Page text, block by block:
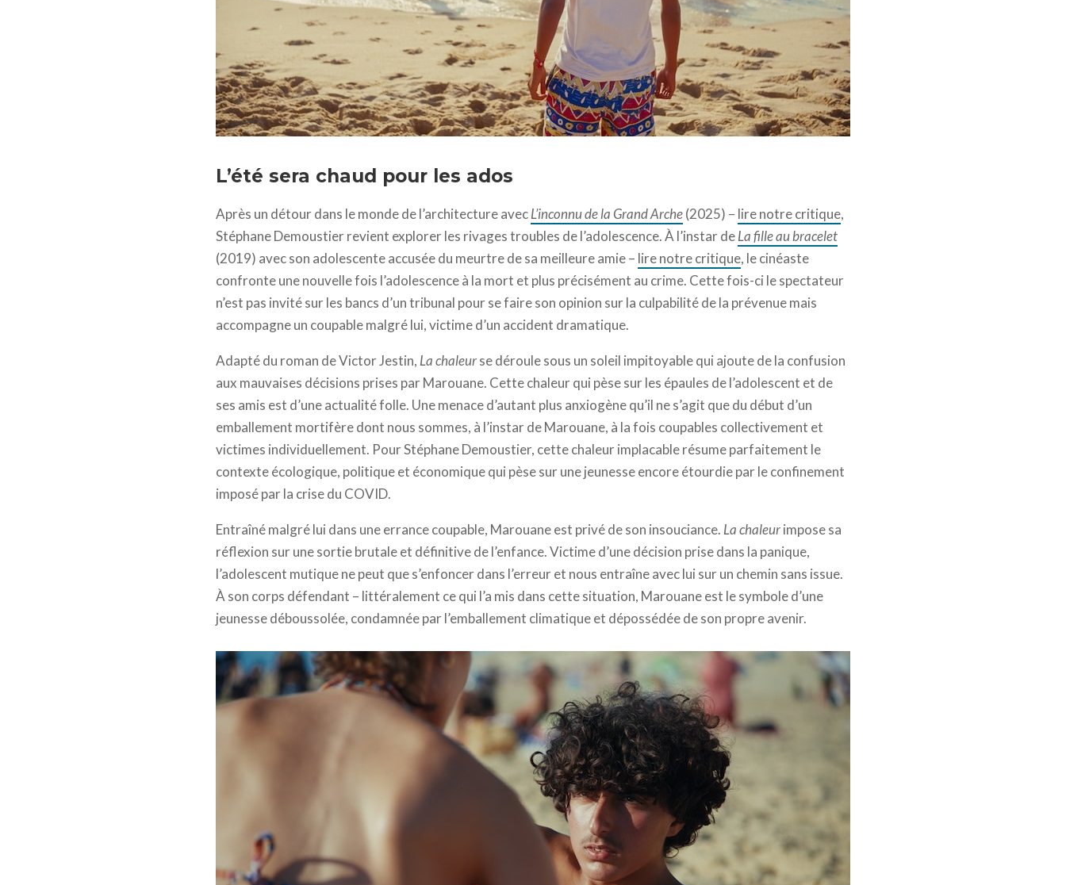
L’été sera chaud pour les ados
Après un détour dans le monde de l’architecture avecL’inconnu de la Grand Arche(2025) – lire notre critique,
Stéphane Demoustier revient explorer les rivages troubles de l’adolescence. À l’instar deLa fille au bracelet
(2019) avec son adolescente accusée du meurtre de sa meilleure amie – lire notre critique, le cinéaste
confronte une nouvelle fois l’adolescence à la mort et plus précisément au crime. Cette fois-ci le spectateur
n’est pas invité sur les bancs d’un tribunal pour se faire son opinion sur la culpabilité de la prévenue mais
accompagne un coupable malgré lui, victime d’un accident dramatique.
Adapté du roman de Victor Jestin, La chaleurse déroule sous un soleil impitoyable qui ajoute de la confusion
aux mauvaises décisions prises par Marouane. Cette chaleur qui pèse sur les épaules de l’adolescent et de
ses amis est d’une actualité folle. Une menace d’autant plus anxiogène qu’il ne s’agit que du début d’un
emballement mortifère dont nous sommes, à l’instar de Marouane, à la fois coupables collectivement et
victimes individuellement. Pour Stéphane Demoustier, cette chaleur implacable résume parfaitement le
contexte écologique, politique et économique qui pèse sur une jeunesse encore étourdie par le confinement
imposé par la crise du COVID.
Entraîné malgré lui dans une errance coupable, Marouane est privé de son insouciance. La chaleurimpose sa
réflexion sur une sortie brutale et définitive de l’enfance. Victime d’une décision prise dans la panique,
l’adolescent mutique ne peut que s’enfoncer dans l’erreur et nous entraîne avec lui sur un chemin sans issue.
À son corps défendant – littéralement ce qui l’a mis dans cette situation, Marouane est le symbole d’une
jeunesse déboussolée, condamnée par l’emballement climatique et dépossédée de son propre avenir.